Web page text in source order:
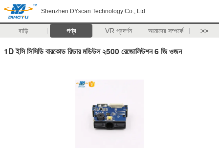
Shenzhen DYscan Technology Co., Ltd
বাড়ি পণ্য VR প্রদর্শন আমাদের সম্পর্কে >>
1D ইসি সিসিডি বারকোড রিডার মডিউল ২500 রেজোলিউশন 6 জি ওজন